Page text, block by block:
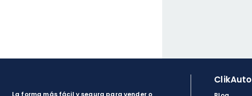
La forma más fácil y segura para vender o
ClikAuto